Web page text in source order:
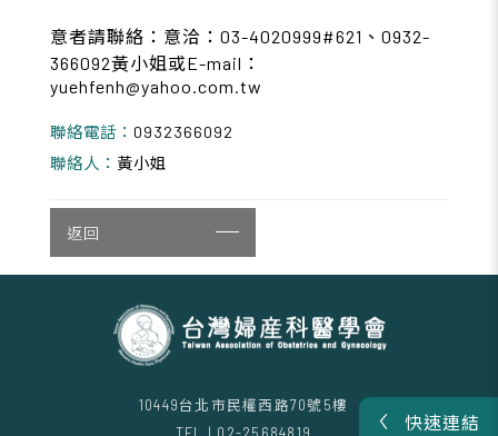
快速連結
意者請聯絡：意洽：03-4020999#621、0932-
366092黃小姐或E-mail：
yuehfenh@yahoo.com.tw
聯絡電話： 0932366092
聯絡人： 黃小姐
返回
10449台北市民權西路70號5樓